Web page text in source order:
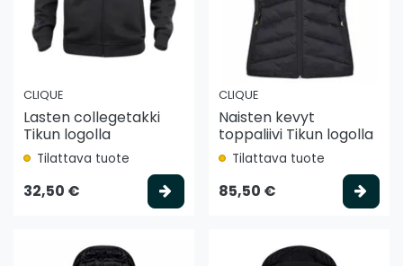
CLIQUE
Lasten collegetakki
Tikun logolla
Tilattava tuote
32,50 € Valitse vaihtoehto
CLIQUE
Naisten kevyt
toppaliivi Tikun logolla
Tilattava tuote
85,50 €